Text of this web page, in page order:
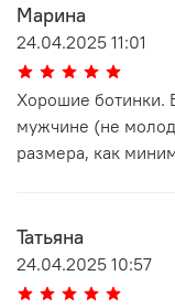
Марина
24.04.2025 11:01
Хорошие ботинки.
мужчине (не
размера, как
Татьяна
24.04.2025 10:57